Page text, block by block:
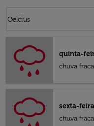
Celcius
keyboard_arrow_down
quinta-
chuva fraca
sexta-feira
chuva fraca